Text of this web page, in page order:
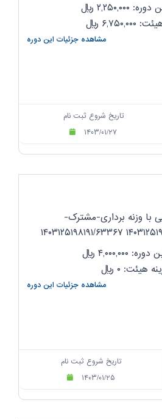
۲,۲۵۰,۰۰۰
ریال
ریال
مشاهده جزئیات این دوره
تاریخ شروع ثبت نام
۱۴۰۳/۰۱/۲۷
با وزنه برداری-مشترک-
۴,۰۰۰,۰۰۰
ریال
هیئت: ۰
ریال
مشاهده جزئیات این دوره
تاریخ شروع ثبت نام
۱۴۰۳/۰۱/۲۵